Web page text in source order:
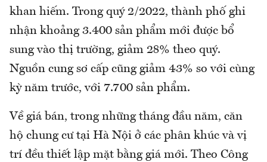
khan hiếm. Trong quý 2/2022, thành phố ghi
nhận khoảng 3.400 sản phẩm mới được bổ
sung vào thị trường, giảm 28% theo quý.
Nguồn cung sơ cấp cũng giảm 43% so với cùng
kỳ năm trước, với 7.700 sản phẩm.
Về giá bán, trong những tháng đầu năm, căn
hộ chung cư tại Hà Nội ở các phân khúc và vị
trí đều thiết lập mặt bằng giá mới. Theo Công